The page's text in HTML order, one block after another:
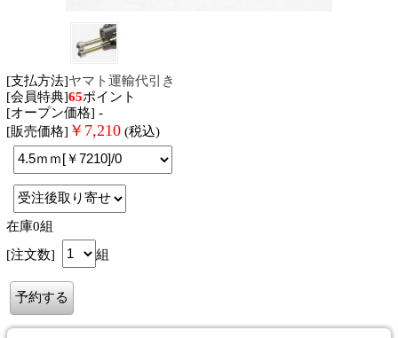
[支払方法]ヤマト運輸代引き
[会員特典]65ポイント
[オープン価格] -
[販売価格] ￥ 7,210 (税込)
在庫0組
[注文数]
組